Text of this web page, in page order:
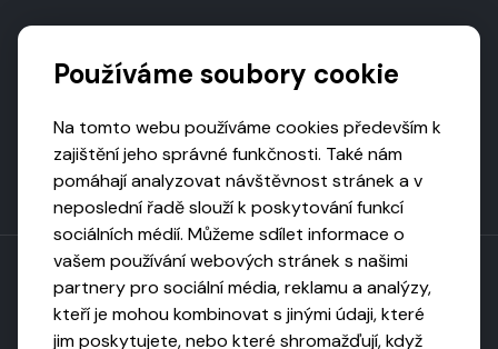
Toto dílo podléhá licenci CC BY-NC-ND
Používáme soubory cookie
Na tomto webu používáme cookies především k
zajištění jeho správné funkčnosti. Také nám
pomáhají analyzovat návštěvnost stránek a v
neposlední řadě slouží k poskytování funkcí
sociálních médií. Můžeme sdílet informace o
vašem používání webových stránek s našimi
partnery pro sociální média, reklamu a analýzy,
kteří je mohou kombinovat s jinými údaji, které
jim poskytujete, nebo které shromažďují, když